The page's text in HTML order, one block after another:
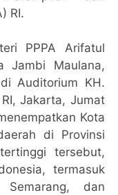
RI.
PPPA Arifatul
Jambi Maulana,
Auditorium KH.
Jakarta, Jumat
Kota
di Provinsi
tersebut,
termasuk
Semarang, dan